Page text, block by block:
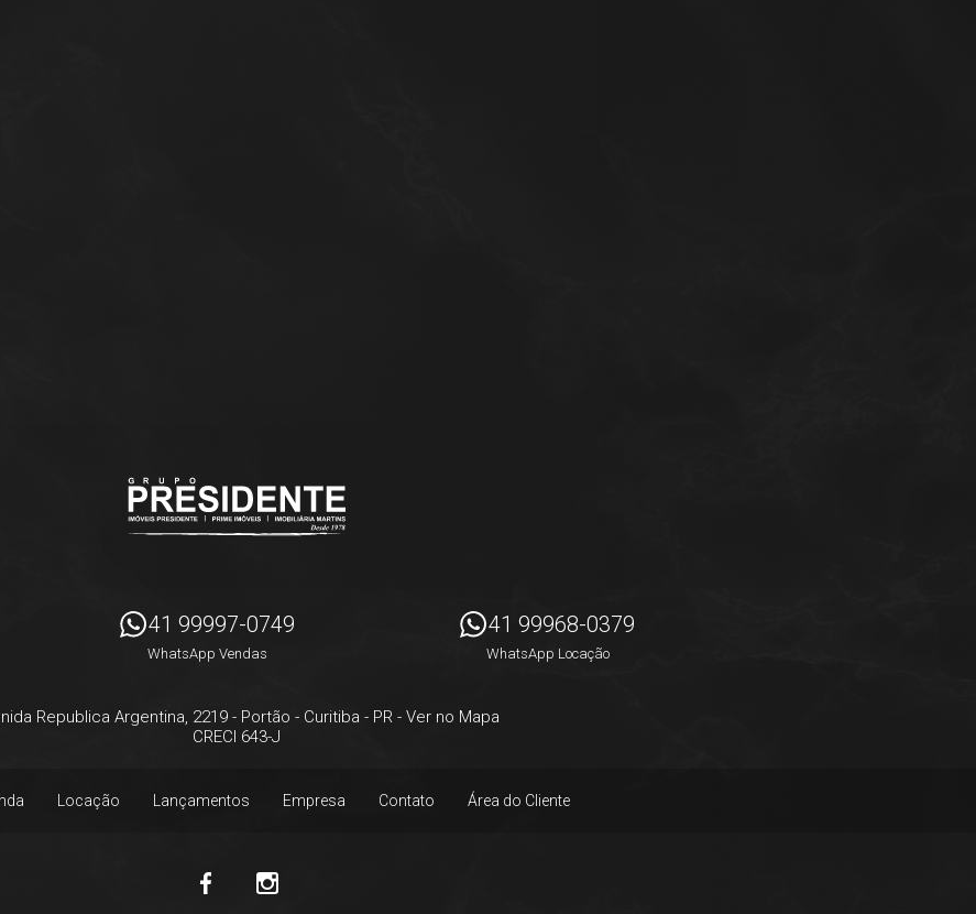
41 99997-0749
WhatsApp Vendas
41 99968-0379
WhatsApp Locação
Republica Argentina, 2219 - Portão - Curitiba - PR - Ver no Mapa
CRECI 643-J
Locação Lançamentos Empresa Contato Área do Cliente